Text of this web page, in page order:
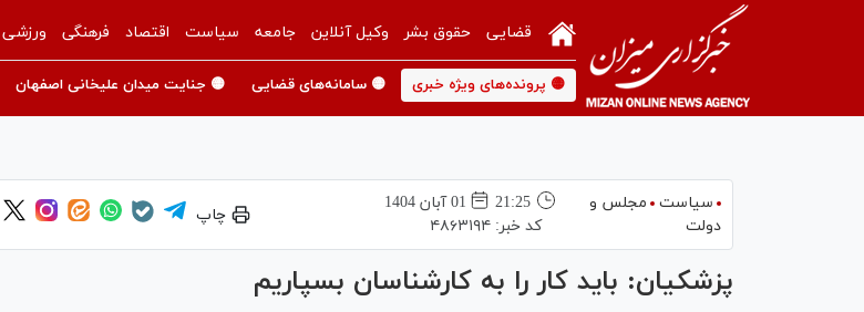
قضایی حقوق بشر وکیل آنلاین جامعه سیاست اقتصاد فرهنگی ورزشی
🟡 پرونده‌های ویژه خبری 🟡 سامانه‌های قضایی 🟡 جنایت میدان علیخانی اصفهان
سیاست
مجلس و
دولت
21:25
01 آبان 1404
کد خبر: ۴۸۶۳۱۹۴
چاپ
پزشکیان: باید کار را به کارشناسان بسپاریم